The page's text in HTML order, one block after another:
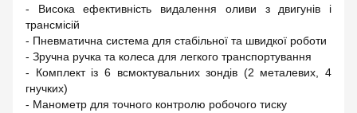
- Висока ефективність видалення оливи з двигунів і
трансмісій
- Пневматична система для стабільної та швидкої роботи
- Зручна ручка та колеса для легкого транспортування
- Комплект із 6 всмоктувальних зондів (2 металевих, 4
гнучких)
- Манометр для точного контролю робочого тиску